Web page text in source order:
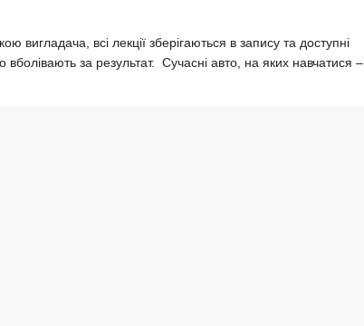
вигладача, всі лекції зберігаються в запису та доступні
за результат. Сучасні авто, на яких навчатися –